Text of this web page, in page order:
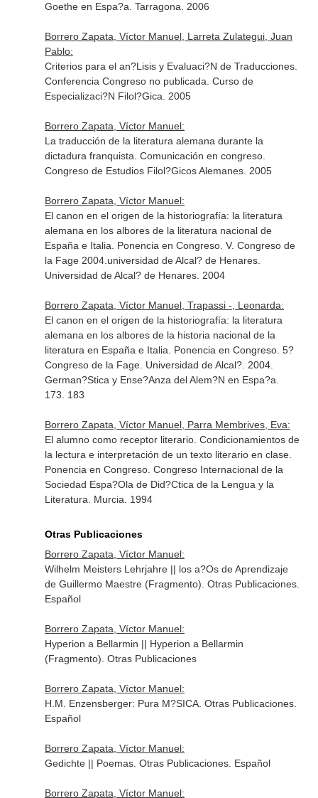
Goethe en Espa?a. Tarragona. 2006
Borrero Zapata, Víctor Manuel, Larreta Zulategui, Juan
Pablo:
Criterios para el an?Lisis y Evaluaci?N de Traducciones.
Conferencia Congreso no publicada. Curso de
Especializaci?N Filol?Gica. 2005
Borrero Zapata, Víctor Manuel:
La traducción de la literatura alemana durante la
dictadura franquista. Comunicación en congreso.
Congreso de Estudios Filol?Gicos Alemanes. 2005
Borrero Zapata, Víctor Manuel:
El canon en el origen de la historiografía: la literatura
alemana en los albores de la literatura nacional de
España e Italia. Ponencia en Congreso. V. Congreso de
la Fage 2004.universidad de Alcal? de Henares.
Universidad de Alcal? de Henares. 2004
Borrero Zapata, Víctor Manuel, Trapassi -, Leonarda:
El canon en el origen de la historiografía: la literatura
alemana en los albores de la historia nacional de la
literatura en España e Italia. Ponencia en Congreso. 5?
Congreso de la Fage. Universidad de Alcal?. 2004.
German?Stica y Ense?Anza del Alem?N en Espa?a.
173. 183
Borrero Zapata, Víctor Manuel, Parra Membrives, Eva:
El alumno como receptor literario. Condicionamientos de
la lectura e interpretación de un texto literario en clase.
Ponencia en Congreso. Congreso Internacional de la
Sociedad Espa?Ola de Did?Ctica de la Lengua y la
Literatura. Murcia. 1994
Otras Publicaciones
Borrero Zapata, Víctor Manuel:
Wilhelm Meisters Lehrjahre || los a?Os de Aprendizaje
de Guillermo Maestre (Fragmento). Otras Publicaciones.
Español
Borrero Zapata, Víctor Manuel:
Hyperion a Bellarmin || Hyperion a Bellarmin
(Fragmento). Otras Publicaciones
Borrero Zapata, Víctor Manuel:
H.M. Enzensberger: Pura M?SICA. Otras Publicaciones.
Español
Borrero Zapata, Víctor Manuel:
Gedichte || Poemas. Otras Publicaciones. Español
Borrero Zapata, Víctor Manuel: